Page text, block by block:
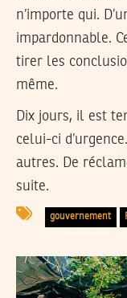
n’importe qui.
impardonnable.
tirer les
même.
Dix jours, il est
celui-ci
autres. De
suite.
gouvernement